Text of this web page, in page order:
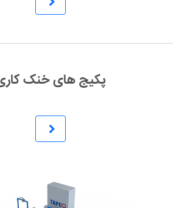
پکیج های خنک کاری